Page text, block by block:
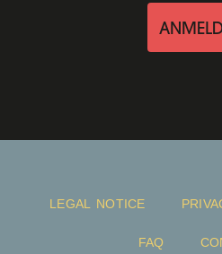
LEGAL NOTICE
FAQ